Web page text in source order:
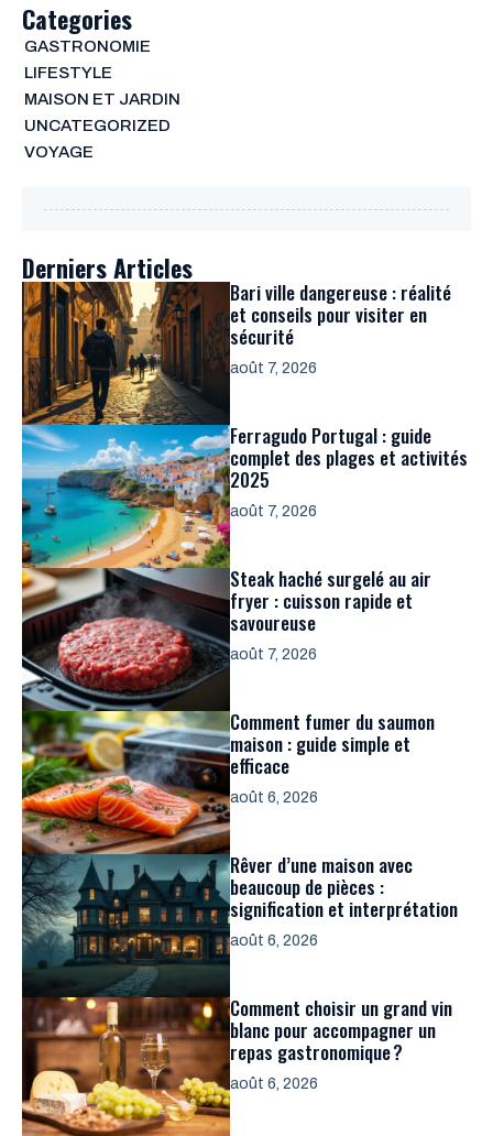
Categories
GASTRONOMIE
LIFESTYLE
MAISON ET JARDIN
UNCATEGORIZED
VOYAGE
Derniers Articles
Bari ville dangereuse : réalité
et conseils pour visiter en
sécurité
août 7, 2026
Ferragudo Portugal : guide
complet des plages et activités
2025
août 7, 2026
Steak haché surgelé au air
fryer : cuisson rapide et
savoureuse
août 7, 2026
Comment fumer du saumon
maison : guide simple et
efficace
août 6, 2026
Rêver d’une maison avec
beaucoup de pièces :
signification et interprétation
août 6, 2026
Comment choisir un grand vin
blanc pour accompagner un
repas gastronomique ?
août 6, 2026